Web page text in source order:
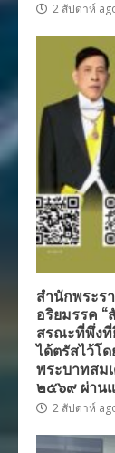
2 สัปดาห์
สำนักพระร
อริยมรรค “
สรณะที่พึ่งที่
ได้ตรัสไว้โ
พระบาทสม
๒๕๖๙ ผ่าน
2 สัปดาห์